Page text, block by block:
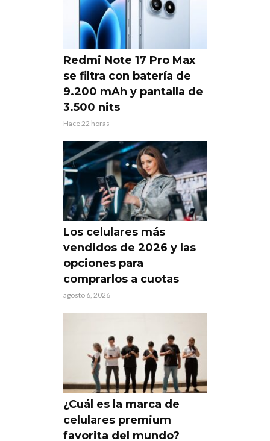
Redmi Note 17 Pro Max
se filtra con batería de
9.200 mAh y pantalla de
3.500 nits
Hace 22 horas
Los celulares más
vendidos de 2026 y las
opciones para
comprarlos a cuotas
agosto 6, 2026
¿Cuál es la marca de
celulares premium
favorita del mundo?